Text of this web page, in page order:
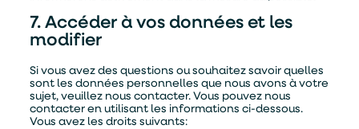
dans le cadre de ma demande de devis.
7. Accéder à vos données et les
modifier
Si vous avez des questions ou souhaitez savoir quelles
sont les données personnelles que nous avons à votre
sujet, veuillez nous contacter. Vous pouvez nous
contacter en utilisant les informations ci-dessous.
Vous avez les droits suivants: